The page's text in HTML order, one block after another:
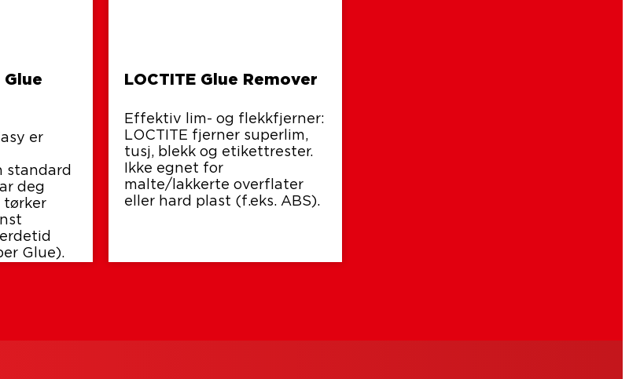
Glue
er
standard
deg
tørker
Glue).
LOCTITE Glue Remover
Effektiv lim- og flekkfjerner:
LOCTITE fjerner superlim,
tusj, blekk og etikett­rester.
Ikke egnet for
malte/lakkerte overflater
eller hard plast (f.eks. ABS).